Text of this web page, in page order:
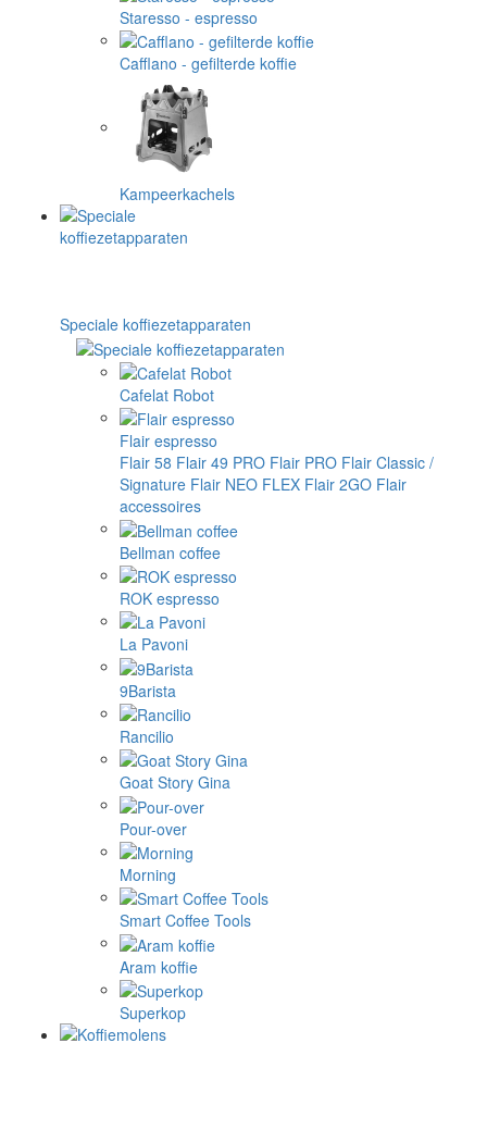
Staresso - espresso
Cafflano - gefilterde koffie
Kampeerkachels
Speciale koffiezetapparaten
Cafelat Robot
Flair espresso
Flair 58 Flair 49 PRO Flair PRO Flair Classic /
Signature Flair NEO FLEX Flair 2GO Flair
accessoires
Bellman coffee
ROK espresso
La Pavoni
9Barista
Rancilio
Goat Story Gina
Pour-over
Morning
Smart Coffee Tools
Aram koffie
Superkop